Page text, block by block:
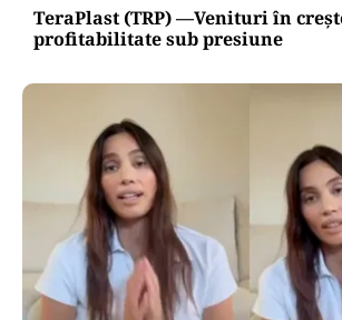
TeraPlast (TRP) —Venituri în
profitabilitate sub presiune